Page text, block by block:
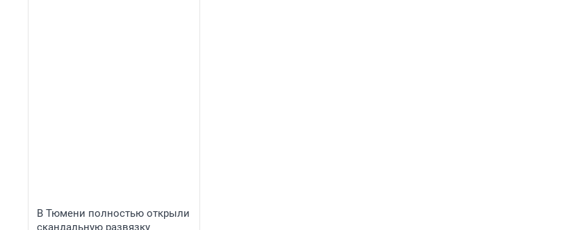
В Тюмени полностью открыли
скандальную развязку